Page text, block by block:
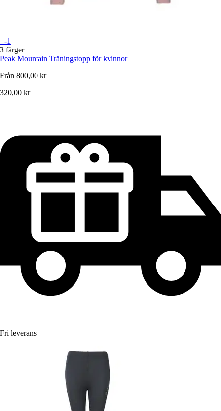
+-1
3 färger
Peak Mountain Träningstopp för kvinnor
Från 800,00 kr
320,00 kr
Fri leverans